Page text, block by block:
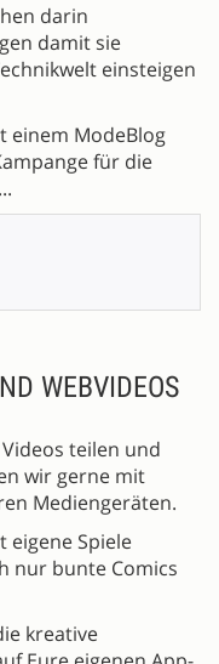
darin
damit sie
einsteigen
einem ModeBlog
für die
WEBVIDEOS
teilen und
wir gerne mit
Mediengeräten.
eigene Spiele
nur bunte Comics
kreative